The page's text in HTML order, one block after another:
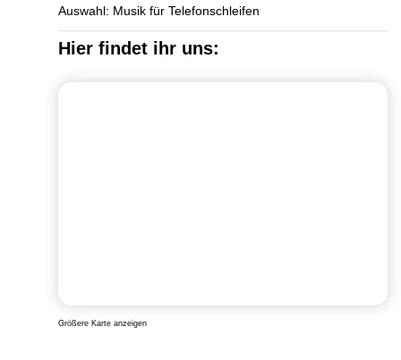
Auswahl: Musik für Telefonschleifen
Hier findet ihr uns:
Größere Karte anzeigen